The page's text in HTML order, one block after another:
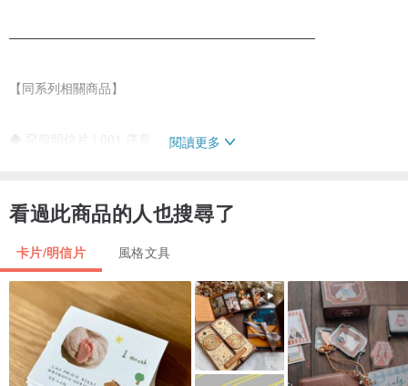
————————————————————————
【同系列相關商品】
◆ 惡龍明信片 | 001 序章
◆ 惡龍明信片 | 004 砂時滲穴
◆ 惡龍明信片 | 007 風滾草的出發區
◆ 惡龍明信片 | 008 終章
————————————————————————
閱讀更多
看過此商品的人也搜尋了
卡片/明信片 風格文具